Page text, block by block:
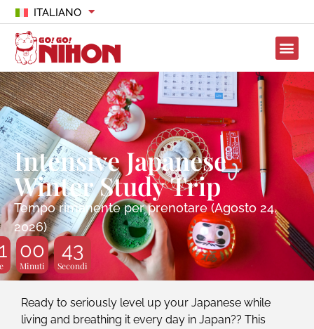
ITALIANO
Intensive Japanese
Winter Study Trip
Tempo rimanente per prenotare (Agosto 24,
2026)
00
Minuti
42
Secondi
Ready to seriously level up your Japanese while
living and breathing it every day in Japan?? This